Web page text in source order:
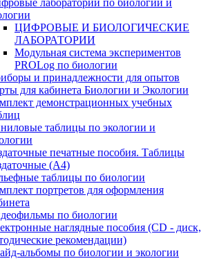
лаборатории по биологии и
ЦИФРОВЫЕ И БИОЛОГИЧЕСКИЕ
ЛАБОРАТОРИИ
Модульная система экспериментов
PROLog по биологии
и принадлежности для опытов
для кабинета Биологии и Экологии
демонстрационных учебных
таблицы по экологии и
печатные пособия. Таблицы
(А4)
таблицы по биологии
портретов для оформления
по биологии
наглядные пособия (CD - диск,
рекомендации)
альбомы по биологии и экологии